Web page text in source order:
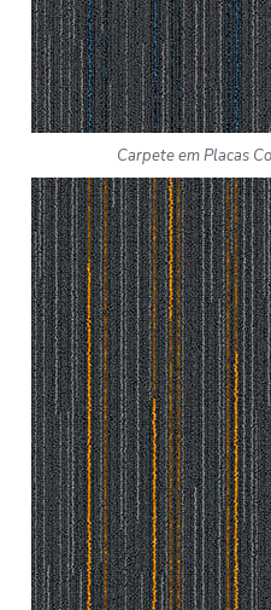
Carpete em Placas